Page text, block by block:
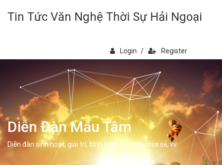
Tin Tức Văn Nghệ Thời Sự Hải Ngoại
Login / Register
Diễn Đàn Mẫu Tâm
Diễn đàn sinh hoạt, giải trí, bình luân, học hỏi, chia sẻ, vv.